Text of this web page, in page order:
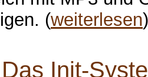
(weiterlesen)
Init-